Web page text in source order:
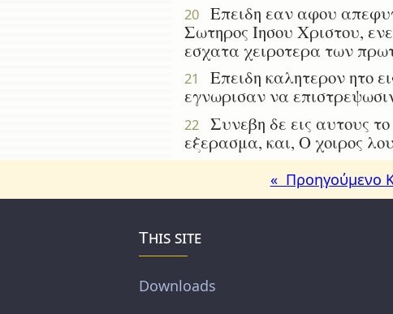
20
Επειδη εαν αφου
Σωτηρος Ιησου Χριστου,
εσχατα χειροτερα των
21
Επειδη καλητερον ητο
εγνωρισαν να
22
Συνεβη δε εις αυτους
εξερασμα, και, Ο χοιρος
« Προηγούμενο
This site
Downloads